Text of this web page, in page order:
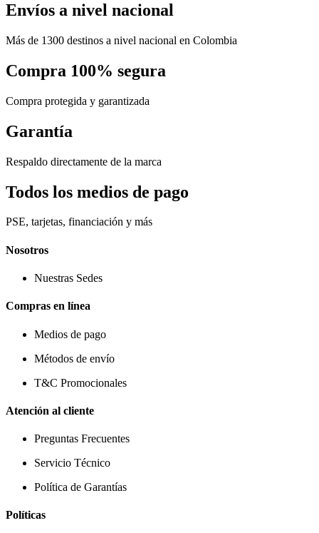
Envíos a nivel nacional
Más de 1300 destinos a nivel nacional en Colombia
Compra 100% segura
Compra protegida y garantizada
Garantía
Respaldo directamente de la marca
Todos los medios de pago
PSE, tarjetas, financiación y más
Nosotros
Nuestras Sedes
Compras en línea
Medios de pago
Métodos de envío
T&C Promocionales
Atención al cliente
Preguntas Frecuentes
Servicio Técnico
Política de Garantías
Políticas